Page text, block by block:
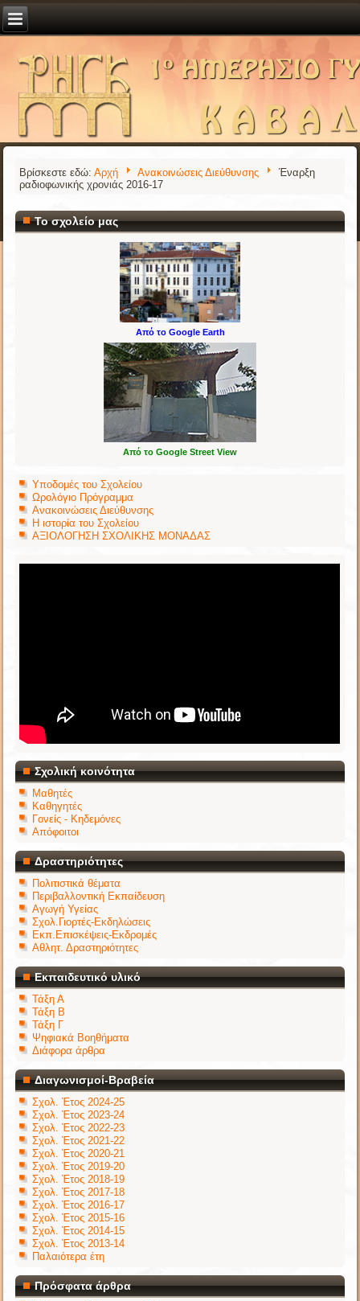
Βρίσκεστε εδώ:Αρχή Ανακοινώσεις Διεύθυνσης
Έναρξη
ραδιοφωνικής χρονιάς 2016-17
Το σχολείο μας
Από το Google Earth
Από το Google Street View
Υποδομές του Σχολείου
Ωρολόγιο Πρόγραμμα
Ανακοινώσεις Διεύθυνσης
Η ιστορία του Σχολείου
ΑΞΙΟΛΟΓΗΣΗ ΣΧΟΛΙΚΗΣ ΜΟΝΑΔΑΣ
Σχολική κοινότητα
Μαθητές
Καθηγητές
Γονείς - Κηδεμόνες
Απόφοιτοι
Δραστηριότητες
Πολιτιστικά θέματα
Περιβαλλοντική Εκπαίδευση
Αγωγή Υγείας
Σχολ.Γιορτές-Εκδηλώσεις
Εκπ.Επισκέψεις-Εκδρομές
Αθλητ. Δραστηριότητες
Εκπαιδευτικό υλικό
Τάξη Α
Τάξη Β
Τάξη Γ
Ψηφιακά Βοηθήματα
Διάφορα άρθρα
Διαγωνισμοί-Βραβεία
Σχολ. Έτος 2024-25
Σχολ. Έτος 2023-24
Σχολ. Έτος 2022-23
Σχολ. Έτος 2021-22
Σχολ. Έτος 2020-21
Σχολ. Έτος 2019-20
Σχολ. Έτος 2018-19
Σχολ. Έτος 2017-18
Σχολ. Έτος 2016-17
Σχολ. Έτος 2015-16
Σχολ. Έτος 2014-15
Σχολ. Έτος 2013-14
Παλαιότερα έτη
Πρόσφατα άρθρα